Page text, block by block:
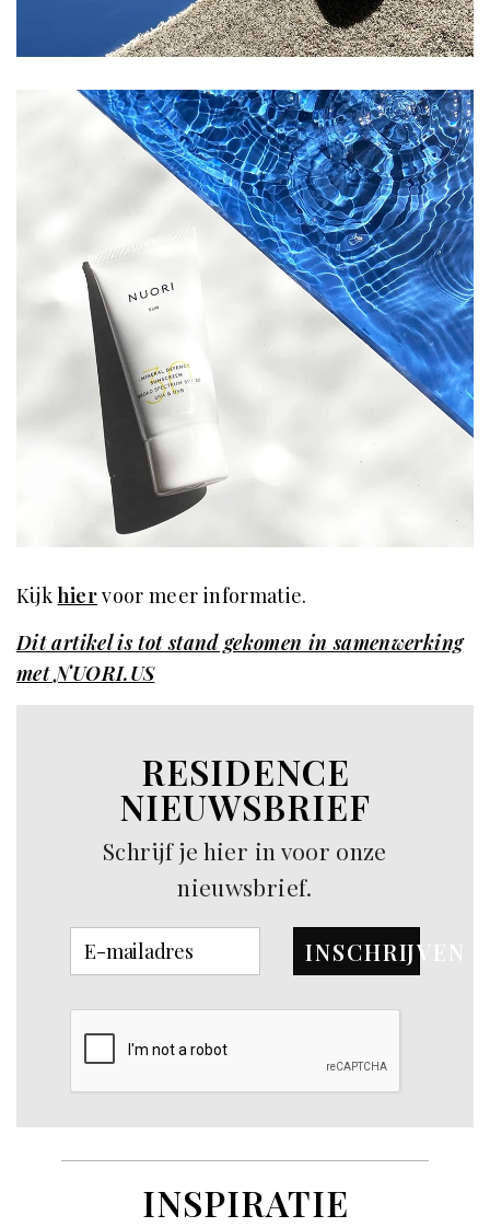
Kijk hiervoor meer informatie.
Dit artikel is tot stand gekomen in samenwerking
met NUORI.US
RESIDENCE
NIEUWSBRIEF
Schrijf je hier in voor onze
nieuwsbrief.
INSCHRIJVEN
INSPIRATIE